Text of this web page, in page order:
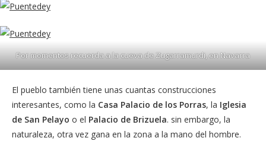
Por momentos recuerda a la cueva de Zugarramurdi, en Navarra
El pueblo también tiene unas cuantas construcciones
interesantes, como la Casa Palacio de los Porras, la Iglesia
de San Pelayo o el Palacio de Brizuela. sin embargo, la
naturaleza, otra vez gana en la zona a la mano del hombre.